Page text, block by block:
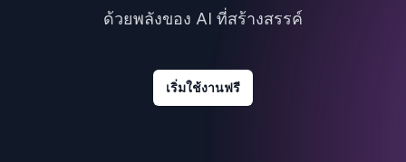
ด้วยพลังของ AI ที่สร้างสรรค์
เริ่มใช้งานฟรี